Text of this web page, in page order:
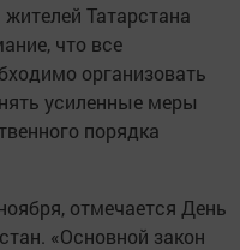
Татарстана
что все
организовать
усиленные меры
порядка
отмечается День
«Основной закон